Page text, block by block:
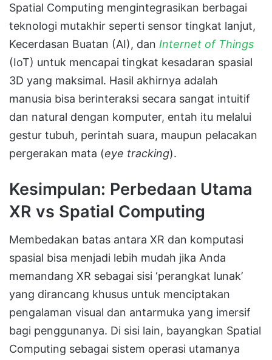
Spatial Computing mengintegrasikan berbagai
teknologi mutakhir seperti sensor tingkat lanjut,
Kecerdasan Buatan (AI), dan Internet of Things
(IoT) untuk mencapai tingkat kesadaran spasial
3D yang maksimal. Hasil akhirnya adalah
manusia bisa berinteraksi secara sangat intuitif
dan natural dengan komputer, entah itu melalui
gestur tubuh, perintah suara, maupun pelacakan
pergerakan mata (eye tracking).
Kesimpulan: Perbedaan Utama
XR vs Spatial Computing
Membedakan batas antara XR dan komputasi
spasial bisa menjadi lebih mudah jika Anda
memandang XR sebagai sisi ‘perangkat lunak’
yang dirancang khusus untuk menciptakan
pengalaman visual dan antarmuka yang imersif
bagi penggunanya. Di sisi lain, bayangkan Spatial
Computing sebagai sistem operasi utamanya